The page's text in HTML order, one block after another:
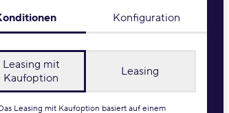
Konfiguration
Leasing mit
Kaufoption
Leasing
Leasing mit Kaufoption basiert auf einem